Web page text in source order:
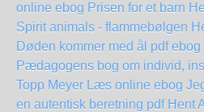
online ebog Prisen for et barn
Spirit animals - flammebølgen
Døden kommer med ål pdf
Pædagogens bog om individ,
Topp Meyer Læs online ebog
en autentisk beretning pdf Hent